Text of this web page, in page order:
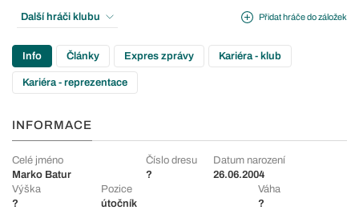
Přidat hráče do záložek
Další hráči klubu
Info Články Expres zprávy Kariéra - klub
Kariéra - reprezentace
INFORMACE
Celé jméno
Marko Batur
Číslo dresu
?
Datum narození
26.06.2004
Výška
?
Pozice
útočník
Váha
?